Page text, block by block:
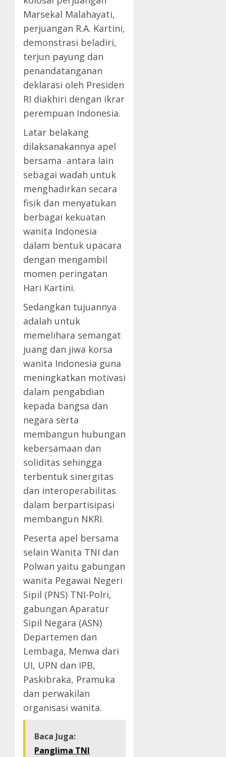
Marsekal Malahayati,
perjuangan R.A. Kartini,
demonstrasi beladiri,
terjun payung dan
penandatanganan
deklarasi oleh Presiden
RI diakhiri dengan ikrar
perempuan Indonesia.
Latar belakang
dilaksanakannya apel
bersama antara lain
sebagai wadah untuk
menghadirkan secara
fisik dan menyatukan
berbagai kekuatan
wanita Indonesia
dalam bentuk upacara
dengan mengambil
momen peringatan
Hari Kartini.
Sedangkan tujuannya
adalah untuk
memelihara semangat
juang dan jiwa korsa
wanita Indonesia guna
meningkatkan motivasi
dalam pengabdian
kepada bangsa dan
negara serta
membangun hubungan
kebersamaan dan
soliditas sehingga
terbentuk sinergitas
dan interoperabilitas
dalam berpartisipasi
membangun NKRI.
Peserta apel bersama
selain Wanita TNI dan
Polwan yaitu gabungan
wanita Pegawai Negeri
Sipil (PNS) TNI-Polri,
gabungan Aparatur
Sipil Negara (ASN)
Departemen dan
Lembaga, Menwa dari
UI, UPN dan IPB,
Paskibraka, Pramuka
dan perwakilan
organisasi wanita.
Baca Juga:
Panglima TNI